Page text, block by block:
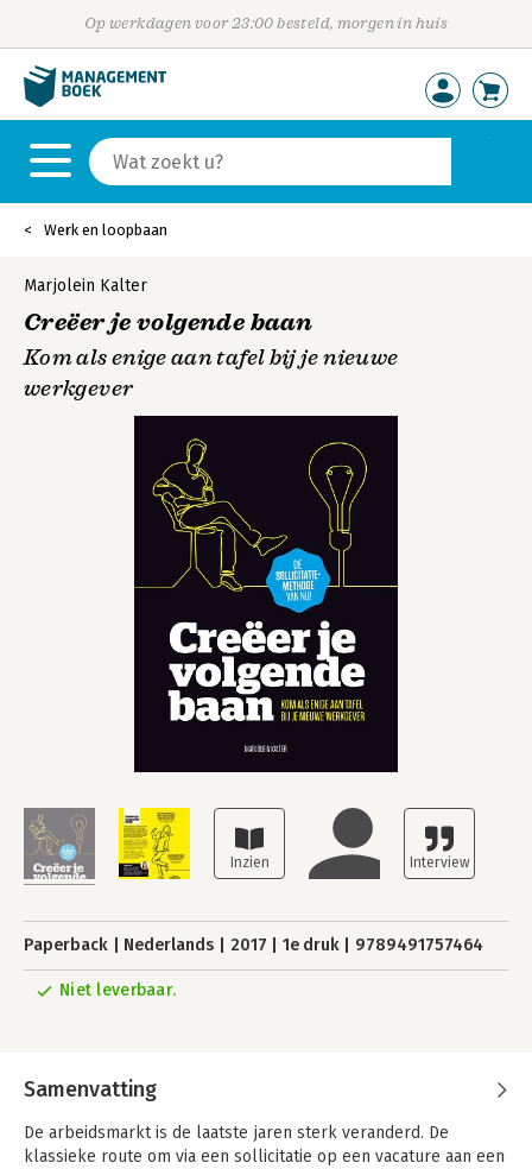
Op werkdagen voor 23:00 besteld, morgen in huis
Werk en loopbaan
Marjolein Kalter
Creëer je volgende baan
Kom als enige aan tafel bij je nieuwe
werkgever
Paperback Nederlands 2017 1e druk 9789491757464
Niet leverbaar.
Samenvatting
De arbeidsmarkt is de laatste jaren sterk veranderd. De
klassieke route om via een sollicitatie op een vacature aan een